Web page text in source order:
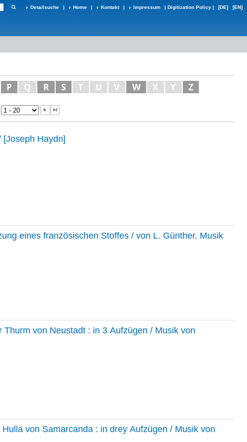
Detailsuche | Home | Kontakt | Impressum | Digitization Policy | [DE] [EN]
P Q R S T U V W X Y Z
Haydn]
eines französischen Stoffes / von L. Günther. Musik
von Neustadt : in 3 Aufzügen / Musik von
von Samarcanda : in drey Aufzügen / Musik von